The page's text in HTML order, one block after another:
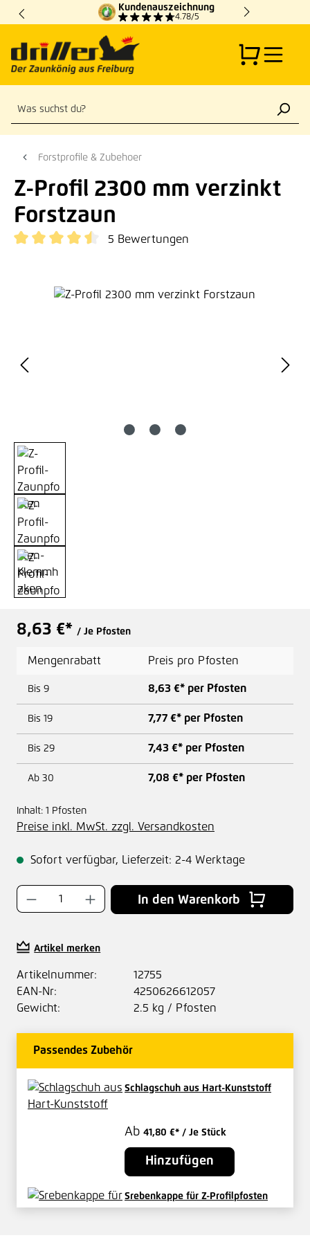
Zum Hauptinhalt springen
Kundenauszeichnung
4.78/5
Forstprofile & Zubehoer
Z-Profil 2300 mm verzinkt
Forstzaun
5 Bewertungen
Bildergalerie überspringen
8,63 €* / Je Pfosten
Mengenrabatt Preis pro Pfosten
Bis 9 8,63 €* per Pfosten
Bis 19 7,77 €* per Pfosten
Bis 29 7,43 €* per Pfosten
Ab 30 7,08 €* per Pfosten
Inhalt: 1 Pfosten
Preise inkl. MwSt. zzgl. Versandkosten
Sofort verfügbar, Lieferzeit: 2-4 Werktage
Produkt Anzahl: Gib den gewünschten
In den Warenkorb
Artikel merken
Artikelnummer:
12755
EAN-Nr:
4250626612057
Gewicht:
2.5 kg / Pfosten
Passendes Zubehör
Schlagschuh aus Hart-Kunststoff
Ab 41,80 €* / Je Stück
Hinzufügen
Srebenkappe für Z-Profilpfosten